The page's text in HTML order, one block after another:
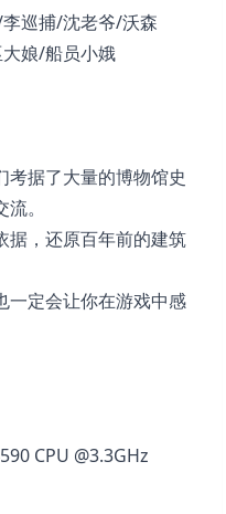
巡捕/沈老爷/沃森
娘/船员小娥
考据了大量的博物馆史
。
据，还原百年前的建筑
一定会让你在游戏中感
CPU @3.3GHz